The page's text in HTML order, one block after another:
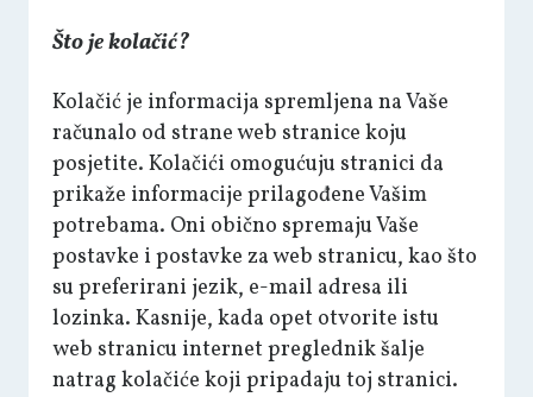
Što je kolačić?
Kolačić je informacija spremljena na Vaše
računalo od strane web stranice koju
posjetite. Kolačići omogućuju stranici da
prikaže informacije prilagođene Vašim
potrebama. Oni obično spremaju Vaše
postavke i postavke za web stranicu, kao što
su preferirani jezik, e-mail adresa ili
lozinka. Kasnije, kada opet otvorite istu
web stranicu internet preglednik šalje
natrag kolačiće koji pripadaju toj stranici.